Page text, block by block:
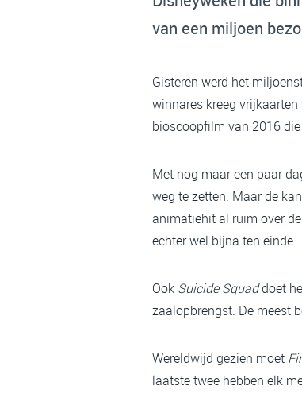
van een miljoen
Gisteren werd het
winnares kreeg
bioscoopfilm van 2016
Met nog maar een paar
weg te zetten. Maar de
animatiehit al ruim over
echter wel bijna ten einde.
Ook Suicide Squaddoet
zaalopbrengst. De meest
Wereldwijd gezien moet
laatste twee hebben elk